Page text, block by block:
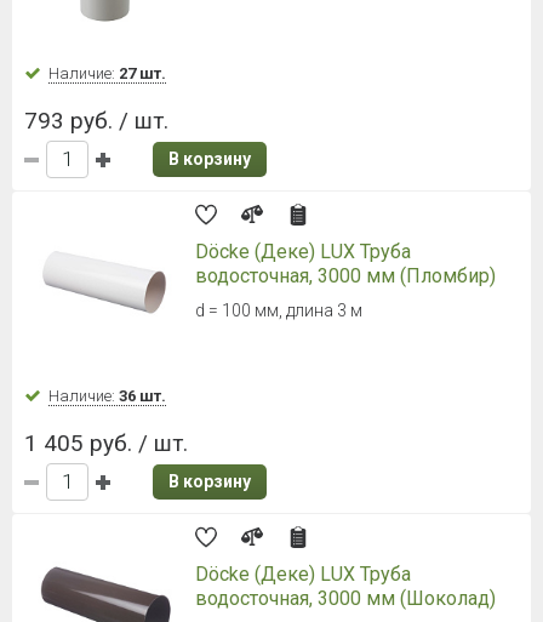
Наличие: 27 шт.
793 руб. / шт.
В корзину
Döcke (Деке) LUX Труба
водосточная, 3000 мм (Пломбир)
d = 100 мм, длина 3 м
Наличие: 36 шт.
1 405 руб. / шт.
В корзину
Döcke (Деке) LUX Труба
водосточная, 3000 мм (Шоколад)